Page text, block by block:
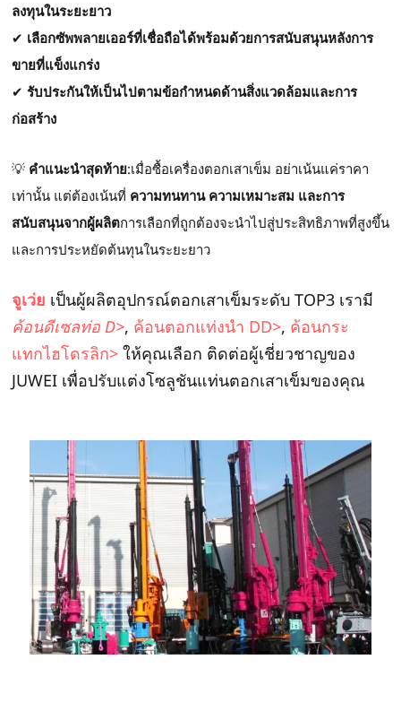
ลงทุนในระยะยาว
✔ เลือกซัพพลายเออร์ที่เชื่อถือได้พร้อมด้วยการสนับสนุนหลังการ
ขายที่แข็งแกร่ง
✔ รับประกันให้เป็นไปตามข้อกำหนดด้านสิ่งแวดล้อมและการ
ก่อสร้าง
💡 คำแนะนำสุดท้าย:เมื่อซื้อเครื่องตอกเสาเข็ม อย่าเน้นแค่ราคา
เท่านั้น แต่ต้องเน้นที่ ความทนทาน ความเหมาะสม และการ
สนับสนุนจากผู้ผลิตการเลือกที่ถูกต้องจะนำไปสู่ประสิทธิภาพที่สูงขึ้น
และการประหยัดต้นทุนในระยะยาว
จูเว่ย เป็นผู้ผลิตอุปกรณ์ตอกเสาเข็มระดับ TOP3 เรามี
ค้อนดีเซลท่อ D>, ค้อนตอกแท่งนำ DD>, ค้อนกระ
แทกไฮโดรลิก> ให้คุณเลือก ติดต่อผู้เชี่ยวชาญของ
JUWEI เพื่อปรับแต่งโซลูชันแท่นตอกเสาเข็มของคุณ